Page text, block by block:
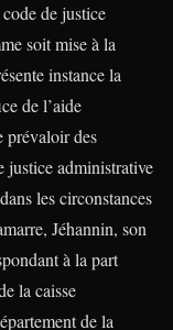
de justice
soit mise à la
instance la
de l’aide
prévaloir des
justice administrative
les circonstances
Jéhannin, son
à la part
la caisse
de la